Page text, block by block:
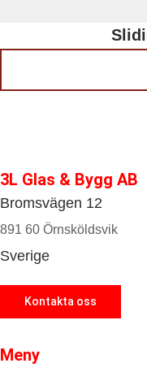
3L Glas & Bygg AB
Bromsvägen 12
891 60 Örnsköldsvik
Sverige
Kontakta oss
Meny